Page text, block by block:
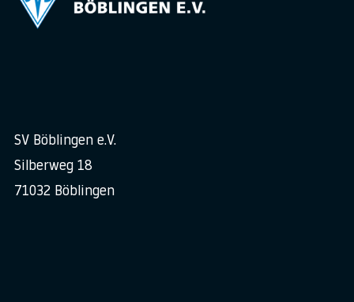
SV Böblingen e.V.
Silberweg 18
71032 Böblingen